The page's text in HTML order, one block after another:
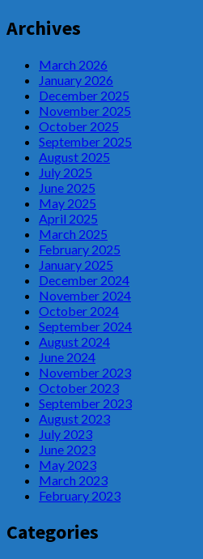
Archives
March 2026
January 2026
December 2025
November 2025
October 2025
September 2025
August 2025
July 2025
June 2025
May 2025
April 2025
March 2025
February 2025
January 2025
December 2024
November 2024
October 2024
September 2024
August 2024
June 2024
November 2023
October 2023
September 2023
August 2023
July 2023
June 2023
May 2023
March 2023
February 2023
Categories